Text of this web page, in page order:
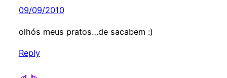
09/09/2010
olhós meus pratos…de sacabem :)
Reply